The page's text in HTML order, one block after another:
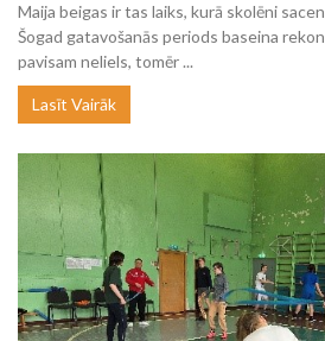
Maija beigas ir tas laiks, kurā skolēni
Šogad gatavošanās periods baseina
pavisam neliels, tomēr ...
Lasīt Vairāk